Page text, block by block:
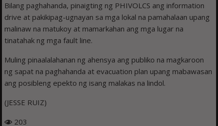
Bilang paghahanda, pinaigting ng PHIVOLCS ang information
drive at pakikipag-ugnayan sa mga lokal na pamahalaan upang
malinaw na matukoy at mamarkahan ang mga lugar na
tinatahak ng mga fault line.
Muling pinaalalahanan ng ahensya ang publiko na magkaroon
ng sapat na paghahanda at evacuation plan upang mabawasan
ang posibleng epekto ng isang malakas na lindol.
(JESSE RUIZ)
203